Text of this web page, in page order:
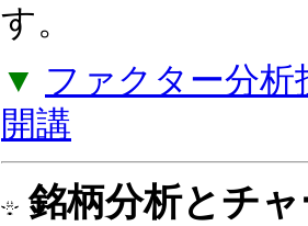
す。
▼ ファクター分析
開講
銘柄分析とチ